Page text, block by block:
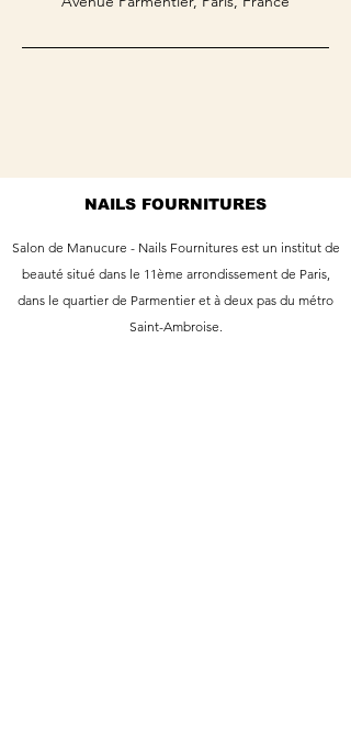
NAILS FOURNITURES
Salon de Manucure - Nails Fournitures est un institut de
beauté situé dans le 11ème arrondissement de Paris,
dans le quartier de Parmentier et à deux pas du métro
Saint-Ambroise.